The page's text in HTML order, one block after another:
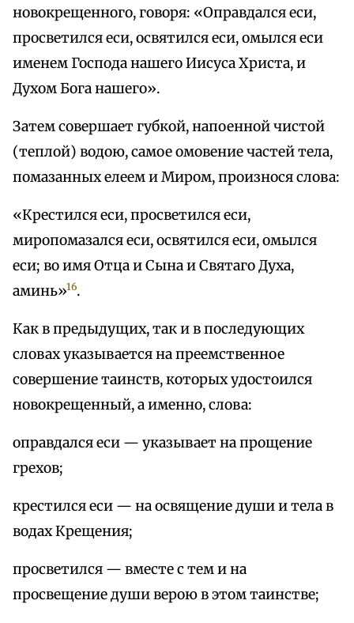
новокрещенного, говоря: «Оправдался еси,
просветился еси, освятился еси, омылся еси
именем Господа нашего Иисуса Христа, и
Духом Бога нашего».
Затем совершает губкой, напоенной чистой
(теплой) водою, самое омовение частей тела,
помазанных елеем и Миром, произнося слова:
«Крестился еси, просветился еси,
миропомазался еси, освятился еси, омылся
еси; во имя Отца и Сына и Святаго Духа,
аминь»16.
Как в предыдущих, так и в последующих
словах указывается на преемственное
совершение таинств, которых удостоился
новокрещенный, а именно, слова:
оправдался еси — указывает на прощение
грехов;
крестился еси — на освящение души и тела в
водах Крещения;
просветился — вместе с тем и на
просвещение души верою в этом таинстве;